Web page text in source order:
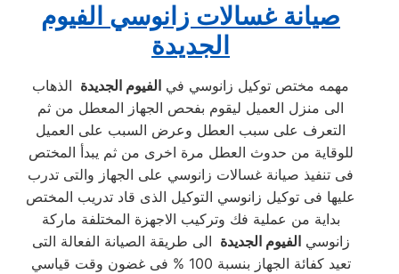
صيانة غسالات زانوسي الفيوم
الجديدة
مهمه مختص توكيل زانوسي في الفيوم الجديدة الذهاب
الى منزل العميل ليقوم بفحص الجهاز المعطل من ثم
التعرف على سبب العطل وعرض السبب على العميل
للوقاية من حدوث العطل مرة اخرى من ثم يبدأ المختص
فى تنفيذ صيانة غسالات زانوسي على الجهاز والتى تدرب
عليها فى توكيل زانوسي التوكيل الذى قاد تدريب المختص
بداية من عملية فك وتركيب الاجهزة المختلفة ماركة
زانوسيالفيوم الجديدة الى طريقة الصيانة الفعالة التى
تعيد كفائة الجهاز بنسبة 100 % فى غضون وقت قياسي